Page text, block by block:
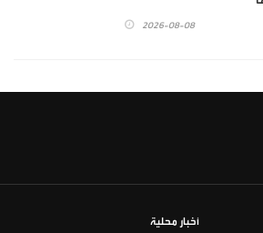
2026-08-08
أخبار محلية